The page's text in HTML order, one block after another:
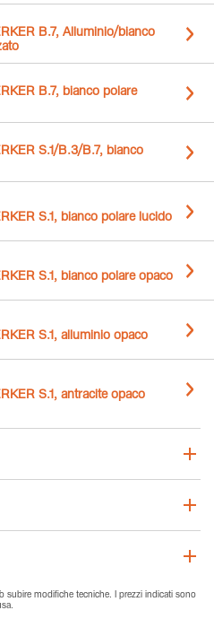
B.7, Alluminio/bianco
B.7, bianco polare
S.1/B.3/B.7, bianco
S.1, bianco polare lucido
S.1, bianco polare opaco
S.1, alluminio opaco
S.1, antracite opaco
subire modifiche tecniche. I prezzi indicati sono